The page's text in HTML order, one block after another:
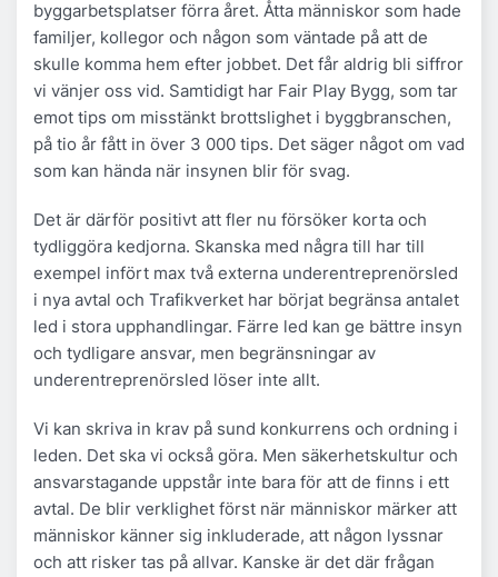
byggarbetsplatser förra året. Åtta människor som hade
familjer, kollegor och någon som väntade på att de
skulle komma hem efter jobbet. Det får aldrig bli siffror
vi vänjer oss vid. Samtidigt har Fair Play Bygg, som tar
emot tips om misstänkt brottslighet i byggbranschen,
på tio år fått in över 3 000 tips. Det säger något om vad
som kan hända när insynen blir för svag.
Det är därför positivt att fler nu försöker korta och
tydliggöra kedjorna. Skanska med några till har till
exempel infört max två externa underentreprenörsled
i nya avtal och Trafikverket har börjat begränsa antalet
led i stora upphandlingar. Färre led kan ge bättre insyn
och tydligare ansvar, men begränsningar av
underentreprenörsled löser inte allt.
Vi kan skriva in krav på sund konkurrens och ordning i
leden. Det ska vi också göra. Men säkerhetskultur och
ansvarstagande uppstår inte bara för att de finns i ett
avtal. De blir verklighet först när människor märker att
människor känner sig inkluderade, att någon lyssnar
och att risker tas på allvar. Kanske är det där frågan